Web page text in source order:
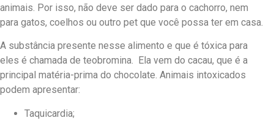
animais. Por isso, não deve ser dado para o cachorro, nem
para gatos, coelhos ou outro pet que você possa ter em casa.
A substância presente nesse alimento e que é tóxica para
eles é chamada de teobromina. Ela vem do cacau, que é a
principal matéria-prima do chocolate. Animais intoxicados
podem apresentar:
Taquicardia;